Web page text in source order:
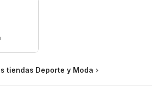
tiendas Deporte y Moda